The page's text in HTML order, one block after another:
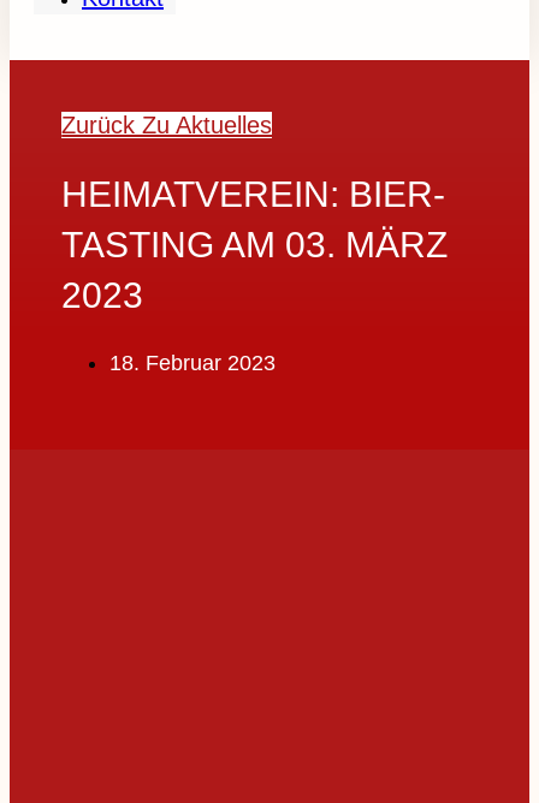
Zurück Zu Aktuelles
HEIMATVEREIN: BIER-
TASTING AM 03. MÄRZ
2023
18. Februar 2023